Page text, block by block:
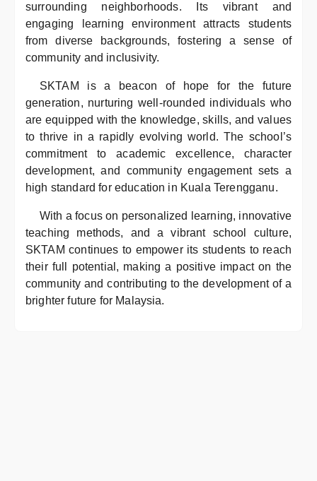
surrounding neighborhoods. Its vibrant and
engaging learning environment attracts students
from diverse backgrounds, fostering a sense of
community and inclusivity.
SKTAM is a beacon of hope for the future
generation, nurturing well-rounded individuals who
are equipped with the knowledge, skills, and values
to thrive in a rapidly evolving world. The school’s
commitment to academic excellence, character
development, and community engagement sets a
high standard for education in Kuala Terengganu.
With a focus on personalized learning, innovative
teaching methods, and a vibrant school culture,
SKTAM continues to empower its students to reach
their full potential, making a positive impact on the
community and contributing to the development of a
brighter future for Malaysia.